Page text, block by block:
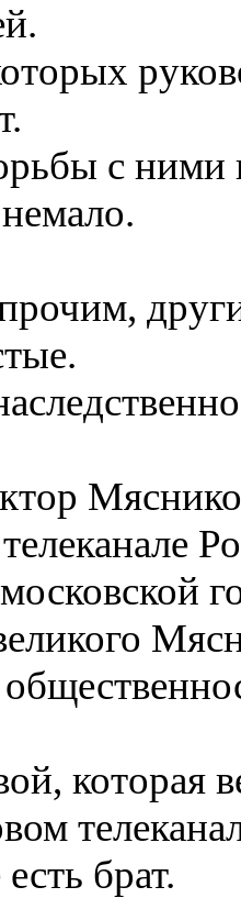
с ними
которая
брат.